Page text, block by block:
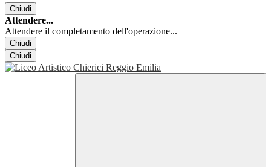
Chiudi
Attendere...
Attendere il completamento dell'operazione...
Chiudi
Chiudi